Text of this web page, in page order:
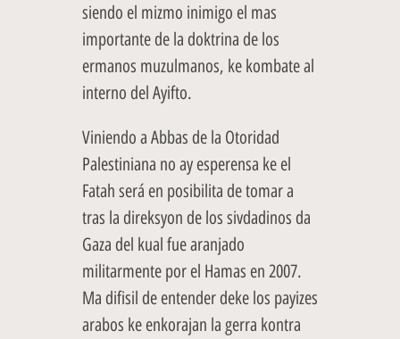
siendo el mizmo inimigo el mas
importante de la doktrina de los
ermanos muzulmanos, ke kombate al
interno del Ayifto.
Viniendo a Abbas de la Otoridad
Palestiniana no ay esperensa ke el
Fatah será en posibilita de tomar a
tras la direksyon de los sivdadinos da
Gaza del kual fue aranjado
militarmente por el Hamas en 2007.
Ma difisil de entender deke los payizes
arabos ke enkorajan la gerra kontra